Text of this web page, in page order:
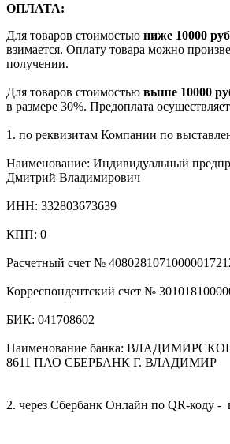
ОПЛАТА:
Для товаров стоимостью ниже 10000
взимается. Оплату товара можно
получении.
Для товаров стоимостью выше 10000
в размере 30%. Предоплата
1. по реквизитам Компании по
Наименование: Индивидуальный
Дмитрий Владимирович
ИНН: 332803673639
КПП: 0
Расчетный счет №
Корреспондентский счет №
БИК: 041708602
Наименование банка:
8611 ПАО СБЕРБАНК Г. ВЛАДИМИР
2. через Сбербанк Онлайн по QR-коду -